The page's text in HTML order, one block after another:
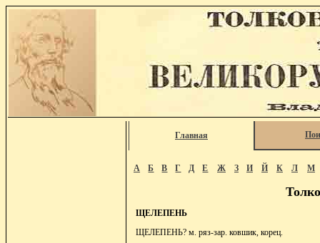
Главная
А Б В Г Д Е Ж З И Й К Л М
ЩЕЛЕПЕНЬ
ЩЕЛЕПЕНЬ? м. ряз-зар. ковшик, корец.